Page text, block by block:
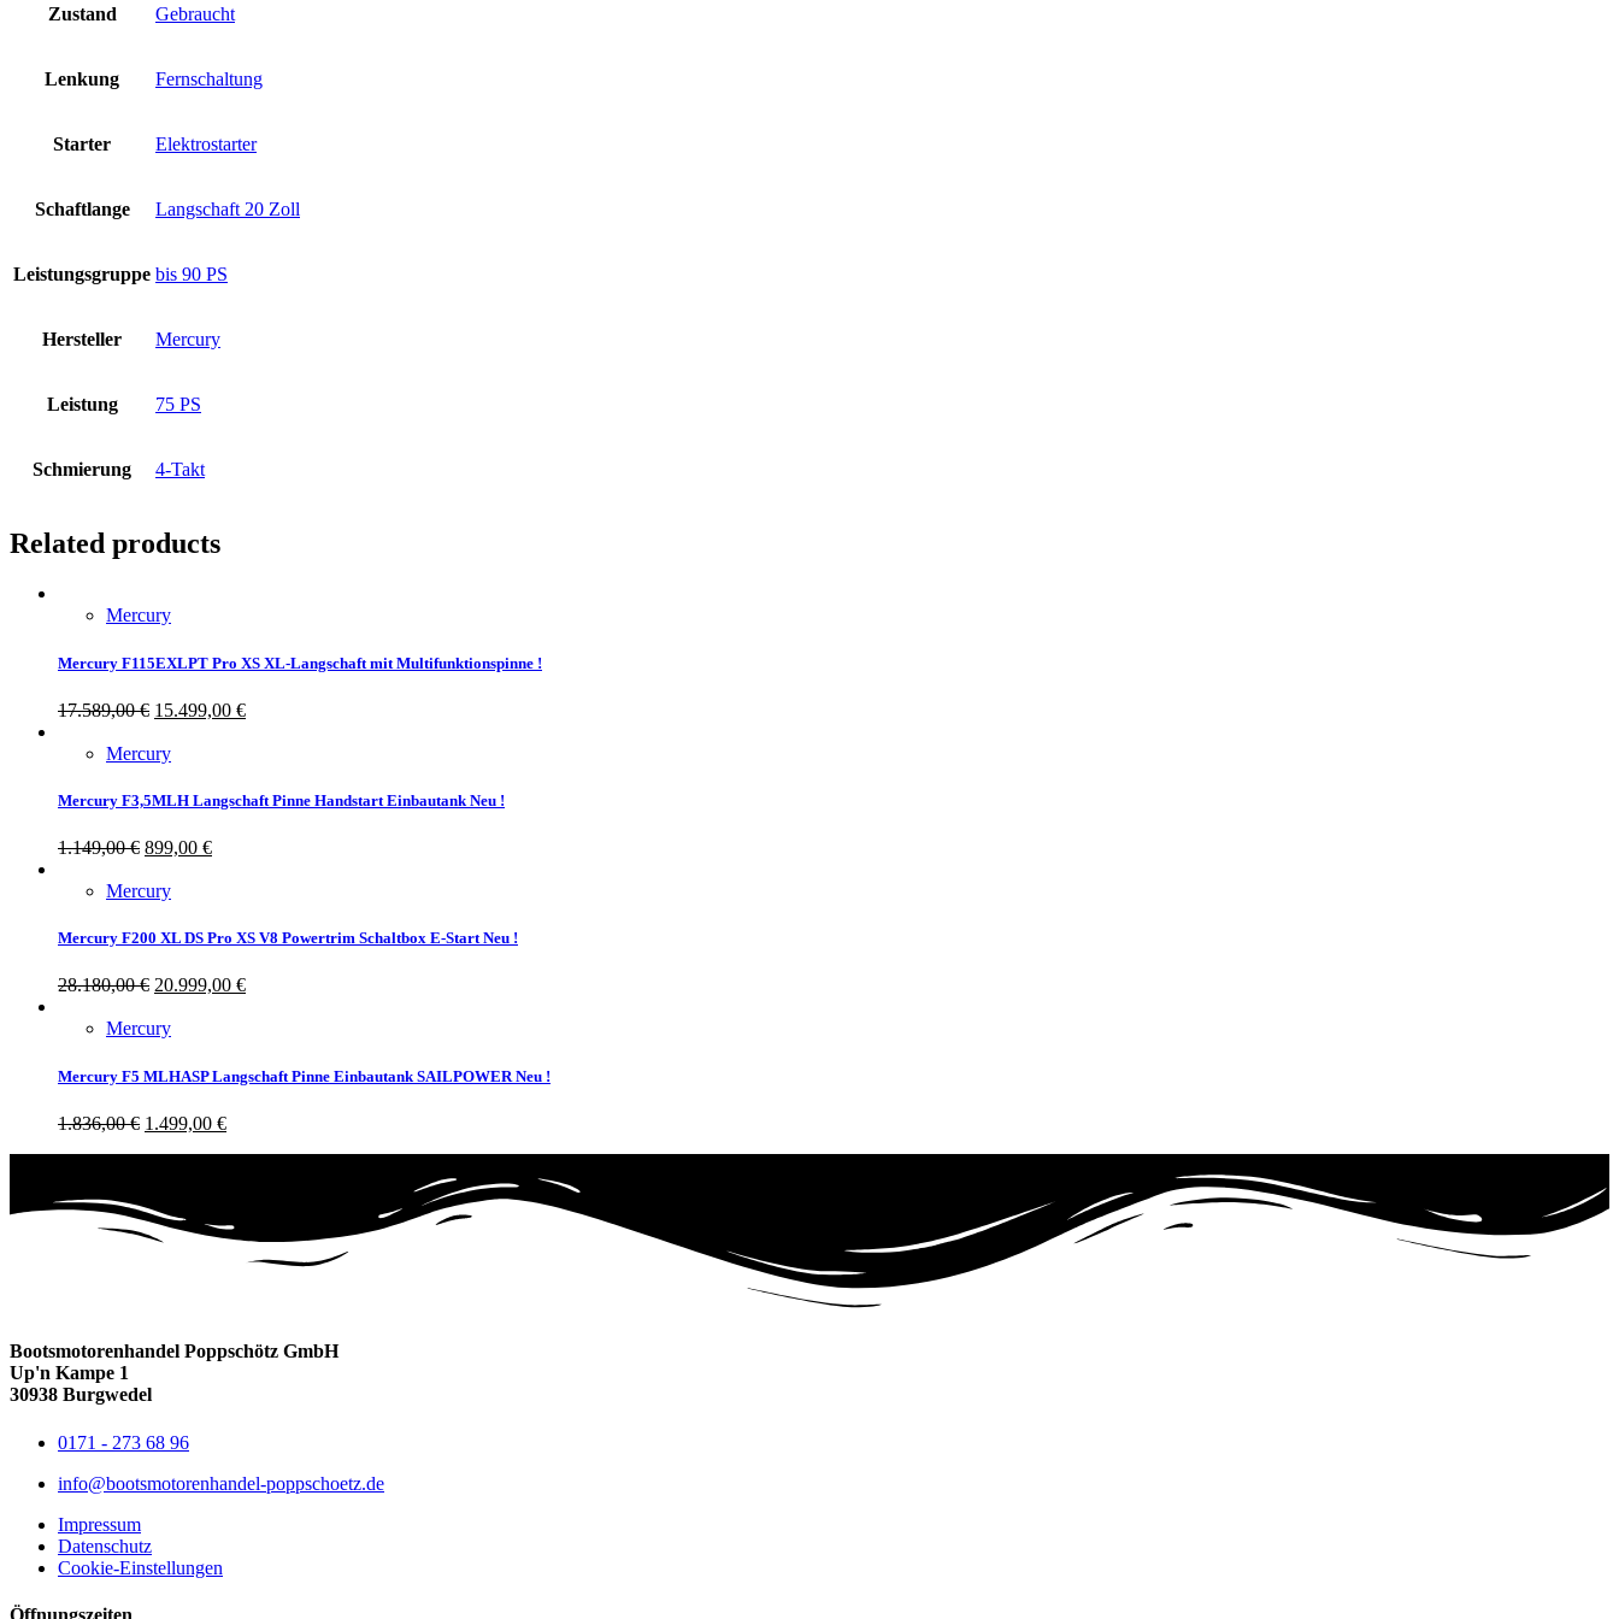
Zustand Gebraucht
Lenkung Fernschaltung
Starter Elektrostarter
Schaftlange Langschaft 20 Zoll
Leistungsgruppe bis 90 PS
Hersteller Mercury
Leistung 75 PS
Schmierung 4-Takt
Related products
Mercury
Mercury F115EXLPT Pro XS XL-Langschaft mit Multifunktionspinne !
17.589,00€ 15.499,00 €
Mercury
Mercury F3,5MLH Langschaft Pinne Handstart Einbautank Neu !
1.149,00€ 899,00 €
Mercury
Mercury F200 XL DS Pro XS V8 Powertrim Schaltbox E-Start Neu !
28.180,00€ 20.999,00 €
Mercury
Mercury F5 MLHASP Langschaft Pinne Einbautank SAILPOWER Neu !
1.836,00€ 1.499,00 €
Bootsmotorenhandel Poppschötz GmbH
Up'n Kampe 1
30938 Burgwedel
0171 - 273 68 96
info@bootsmotorenhandel-poppschoetz.de
Impressum
Datenschutz
Cookie-Einstellungen
Öffnungszeiten